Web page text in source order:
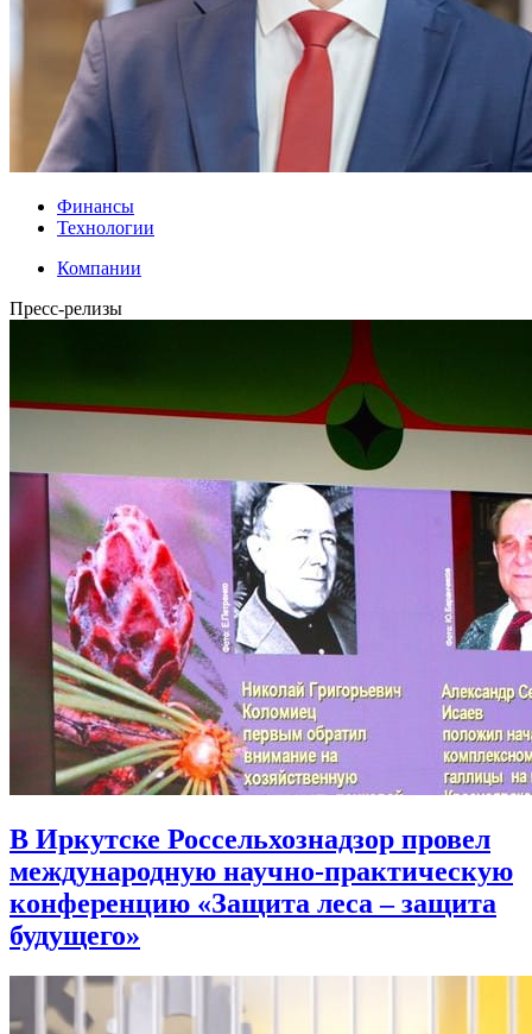
Финансы
Технологии
Компании
Пресс-релизы
В Иркутске Россельхознадзор провел
международную научно-практическую
конференцию «Защита леса – защита
будущего»